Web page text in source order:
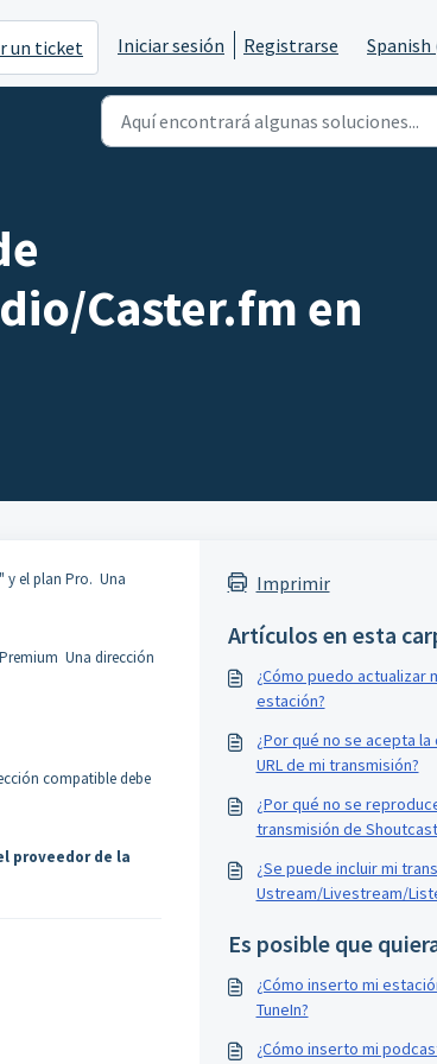
un ticket Iniciar sesión Registrarse
Caster.fm en
y el plan Pro. Una
Una dirección
compatible debe
proveedor de la
Imprimir
Artículos en esta
¿Cómo puedo actualizar
estación?
¿Por qué no se acepta
URL de mi transmisión?
​¿Por qué no se
transmisión de
¿Se puede incluir mi
Ustream/Livestream/
Es posible que
¿Cómo inserto mi
TuneIn?
¿Cómo inserto mi